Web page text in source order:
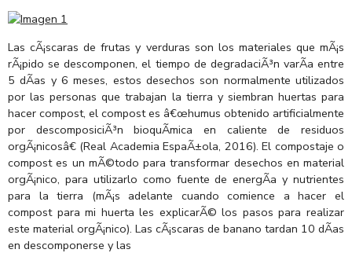
Las cÃ¡scaras de frutas y verduras son los materiales que mÃ¡s
rÃ¡pido se descomponen, el tiempo de degradaciÃ³n varÃ­a entre
5 dÃ­as y 6 meses, estos desechos son normalmente utilizados
por las personas que trabajan la tierra y siembran huertas para
hacer compost, el compost es â€œhumus obtenido artificialmente
por descomposiciÃ³n bioquÃ­mica en caliente de residuos
orgÃ¡nicosâ€ (Real Academia EspaÃ±ola, 2016). El compostaje o
compost es un mÃ©todo para transformar desechos en material
orgÃ¡nico, para utilizarlo como fuente de energÃ­a y nutrientes
para la tierra (mÃ¡s adelante cuando comience a hacer el
compost para mi huerta les explicarÃ© los pasos para realizar
este material orgÃ¡nico). Las cÃ¡scaras de banano tardan 10 dÃ­as
en descomponerse y las